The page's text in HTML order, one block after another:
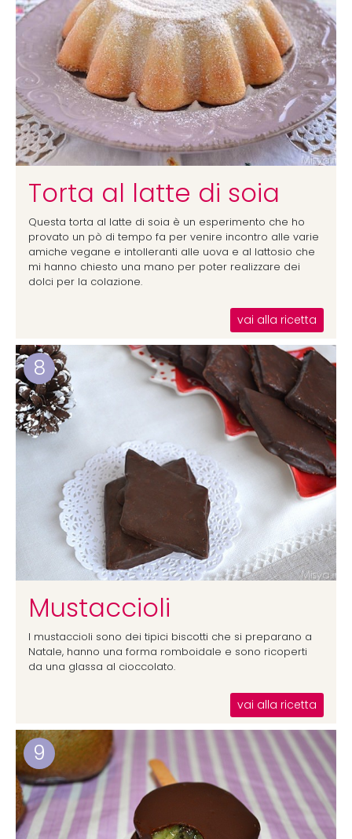
Torta al latte di soia
Questa torta al latte di soia è un esperimento che ho
provato un pò di tempo fa per venire incontro alle varie
amiche vegane e intolleranti alle uova e al lattosio che
mi hanno chiesto una mano per poter realizzare dei
dolci per la colazione.
vai alla ricetta
8
Mustaccioli
I mustaccioli sono dei tipici biscotti che si preparano a
Natale, hanno una forma romboidale e sono ricoperti
da una glassa al cioccolato.
vai alla ricetta
9